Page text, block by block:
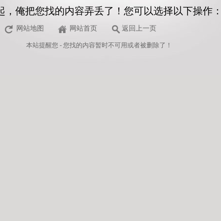
，俺把您找的内容弄丢了！您可以选择以下操作
网站地图 网站首页 返回上一页
本站提醒您 - 您找的内容暂时不可用或者被删除了！